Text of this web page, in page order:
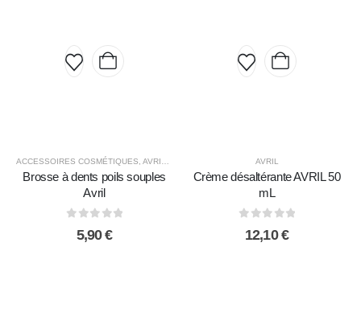
ACCESSOIRES COSMÉTIQUES AVRIL COSMÉTIQUES ET HYGIÈNE ÉCOLOGIQUE
Brosse à dents poils souples
Avril
5,90€
AVRIL
Crème désaltérante AVRIL 50
mL
12,10€